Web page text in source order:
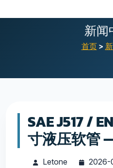
新闻
首页>
SAE J517 /
寸液压软管
路用
Letone
2026-